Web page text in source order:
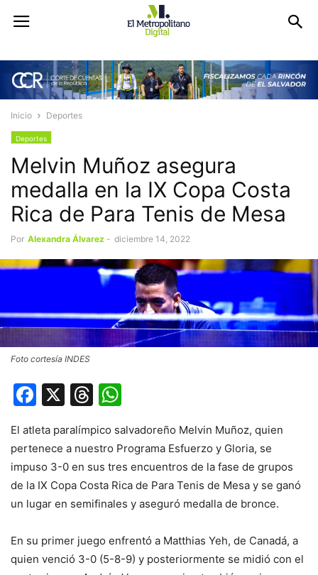
Inicio Deportes
Deportes
Melvin Muñoz asegura
medalla en la IX Copa Costa
Rica de Para Tenis de Mesa
Por Alexandra Álvarez - diciembre 14, 2022
Foto cortesía INDES
Facebook
X Threads
El atleta paralímpico salvadoreño Melvin Muñoz, quien
pertenece a nuestro Programa Esfuerzo y Gloria, se
impuso 3-0 en sus tres encuentros de la fase de grupos
de la IX Copa Costa Rica de Para Tenis de Mesa y se ganó
un lugar en semifinales y aseguró medalla de bronce.
En su primer juego enfrentó a Matthias Yeh, de Canadá, a
quien venció 3-0 (5-8-9) y posteriormente se midió con el